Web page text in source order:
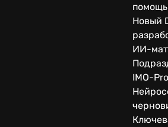
Новый
ИИ-
IMO-